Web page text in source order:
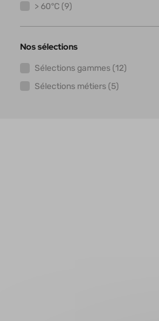
> 60°C (9)
Nos sélections
Sélections gammes (12)
Sélections métiers (5)